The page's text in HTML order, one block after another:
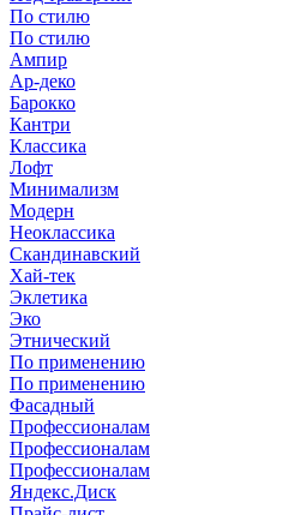
По стилю
По стилю
Ампир
Ар-деко
Барокко
Кантри
Классика
Лофт
Минимализм
Модерн
Неоклассика
Скандинавский
Хай-тек
Эклетика
Эко
Этнический
По применению
По применению
Фасадный
Профессионалам
Профессионалам
Профессионалам
Яндекс.Диск